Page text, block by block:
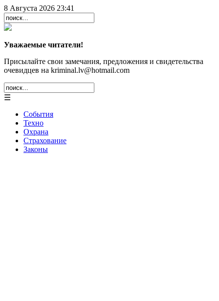
8 Августа 2026 23:41
Уважаемые читатели!
Присылайте свои замечания, предложения и свидетельства
очевидцев на kriminal.lv@hotmail.com
☰
События
Техно
Охрана
Страхование
Законы